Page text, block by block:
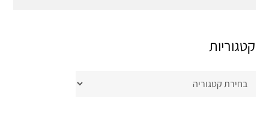
קטגוריות